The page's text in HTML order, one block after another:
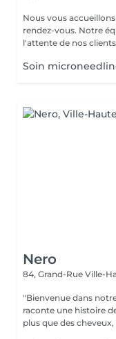
Nous vous
rendez-vous. Notre
l'attente de nos clients
Soin
Nero
84, Grand-Rue Ville-
"Bienvenue dans
raconte une histoire
plus que des